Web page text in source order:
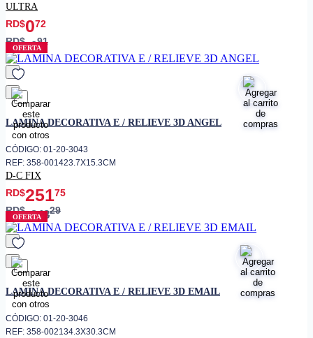
• Repuesto interno de
interruptores ULTRA
• Compatibilidad
Sistemas de switch modulares
ULTRA
RD$072
RD$091
OFERTA
favorito
LAMINA DECORATIVA E / RELIEVE 3D ANGEL
CÓDIGO: 01-20-3043
REF: 358-001423.7X15.3CM
D-C FIX
RD$25175
RD$34329
OFERTA
favorito
LAMINA DECORATIVA E / RELIEVE 3D EMAIL
CÓDIGO: 01-20-3046
REF: 358-002134.3X30.3CM